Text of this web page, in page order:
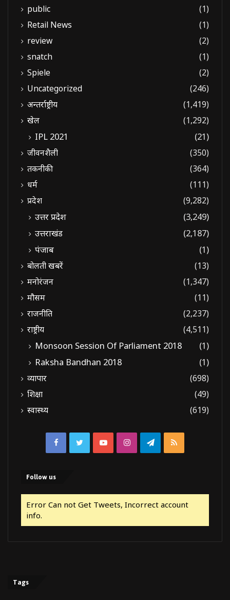
public
(1)
Retail News
(1)
review
(2)
snatch
(1)
Spiele
(2)
Uncategorized
(246)
अन्तर्राष्ट्रीय
(1,419)
खेल
(1,292)
IPL 2021 (21)
जीवनशैली
(350)
तकनीकी
(364)
धर्म
(111)
प्रदेश
(9,282)
उत्तर प्रदेश
(3,249)
उत्तराखंड
(2,187)
पंजाब
(1)
बोलती खबरें
(13)
मनोरंजन
(1,347)
मौसम
(11)
राजनीति
(2,237)
राष्ट्रीय
(4,511)
Monsoon Session Of Parliament 2018
(1)
Raksha Bandhan 2018
(1)
व्यापार
(698)
शिक्षा
(49)
स्वास्थ्य
(619)
FacebookTwitterYouTubeInstagramTelegram
RSS
Follow us
Error Can not Get Tweets, Incorrect account
info.
Tags